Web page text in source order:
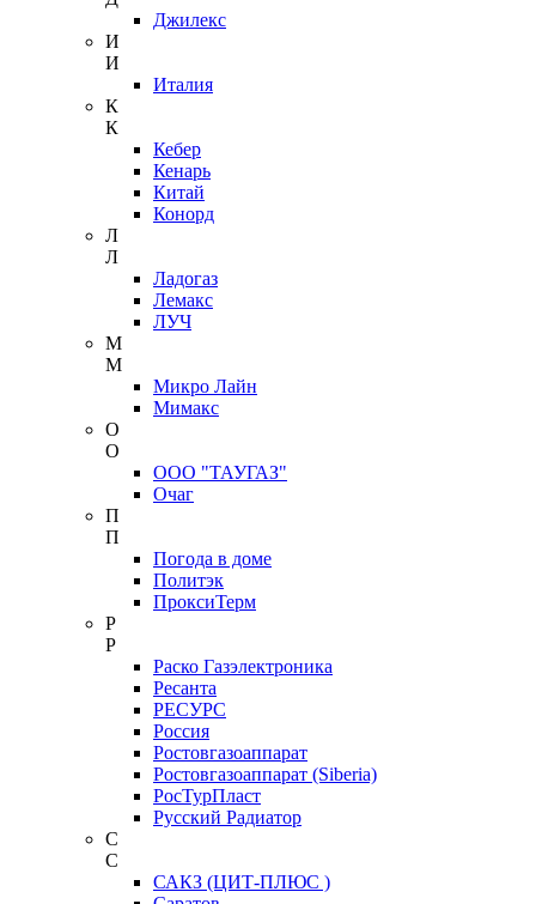
Джилекс
И
И
Италия
К
К
Кебер
Кенарь
Китай
Конорд
Л
Л
Ладогаз
Лемакс
ЛУЧ
М
М
Микро Лайн
Мимакс
О
О
ООО "ТАУГАЗ"
Очаг
П
П
Погода в доме
Политэк
ПроксиТерм
Р
Р
Раско Газэлектроника
Ресанта
РЕСУРС
Россия
Ростовгазоаппарат
Ростовгазоаппарат (Siberia)
РосТурПласт
Русский Радиатор
С
С
САКЗ (ЦИТ-ПЛЮС )